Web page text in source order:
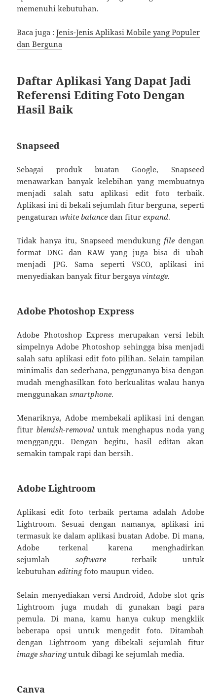
memenuhi kebutuhan.
Baca juga :Jenis-Jenis Aplikasi Mobile yang Populer
dan Berguna
Daftar Aplikasi Yang Dapat Jadi
Referensi Editing Foto Dengan
Hasil Baik
Snapseed
Sebagai produk buatan Google, Snapseed
menawarkan banyak kelebihan yang membuatnya
menjadi salah satu aplikasi edit foto terbaik.
Aplikasi ini di bekali sejumlah fitur berguna, seperti
pengaturanwhite balance dan fiturexpand.
Tidak hanya itu, Snapseed mendukung filedengan
format DNG dan RAW yang juga bisa di ubah
menjadi JPG. Sama seperti VSCO, aplikasi ini
menyediakan banyak fitur bergayavintage.
Adobe Photoshop Express
Adobe Photoshop Express merupakan versi lebih
simpelnya Adobe Photoshop sehingga bisa menjadi
salah satu aplikasi edit foto pilihan. Selain tampilan
minimalis dan sederhana, penggunanya bisa dengan
mudah menghasilkan foto berkualitas walau hanya
menggunakansmartphone.
Menariknya, Adobe membekali aplikasi ini dengan
fitur blemish-removaluntuk menghapus noda yang
mengganggu. Dengan begitu, hasil editan akan
semakin tampak rapi dan bersih.
Adobe Lightroom
Aplikasi edit foto terbaik pertama adalah Adobe
Lightroom. Sesuai dengan namanya, aplikasi ini
termasuk ke dalam aplikasi buatan Adobe. Di mana,
Adobe terkenal karena menghadirkan
sejumlahsoftware terbaik untuk
kebutuhaneditingfoto maupun video.
Selain menyediakan versi Android, Adobeslot qris
Lightroom juga mudah di gunakan bagi para
pemula. Di mana, kamu hanya cukup mengklik
beberapa opsi untuk mengedit foto. Ditambah
dengan Lightroom yang dibekali sejumlah fitur
image sharinguntuk dibagi ke sejumlah media.
Canva